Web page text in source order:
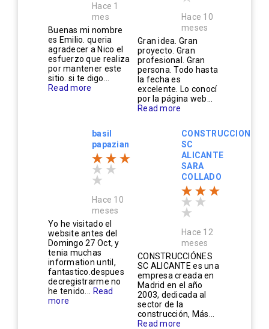
Hace 1
mes
Buenas mi nombre
es Emilio. queria
agradecer a Nico el
esfuerzo que realiza
por mantener este
sitio. si te digo...
Read more
Hace 10
meses
Gran idea. Gran
proyecto. Gran
profesional. Gran
persona. Todo hasta
la fecha es
excelente. Lo conocí
por la página web...
Read more
basil
papazian
Hace 10
meses
Yo he visitado el
website antes del
Domingo 27 Oct, y
tenia muchas
information until,
fantastico.despues
decregistrarme no
he tenido...
Read
more
CONSTRUCCIONES
SC
ALICANTE
SARA
COLLADO
Hace 12
meses
CONSTRUCCIÓNES
SC ALICANTE es una
empresa creada en
Madrid en el año
2003, dedicada al
sector de la
construcción, Más...
Read more